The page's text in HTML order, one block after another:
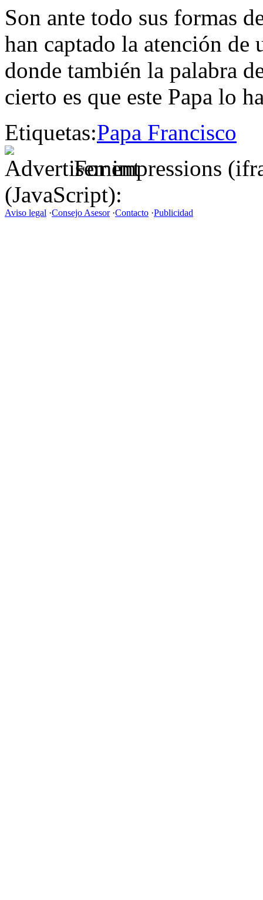
Son ante todo sus formas
han captado la atención
donde también la palabra
cierto es que este Papa lo
Etiquetas:Papa Francisco
For impressions
(JavaScript):
Aviso legal ·Consejo Asesor·Contacto ·Publicidad